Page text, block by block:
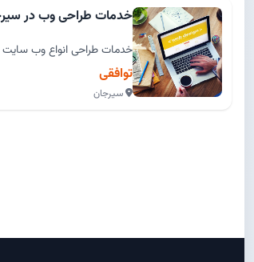
خدمات طراحی وب در
خدمات طراحی انواع وب
توافقی
سیرجان